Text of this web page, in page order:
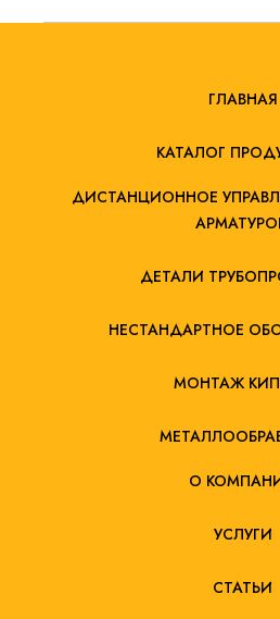
ГЛАВНАЯ
КАТАЛОГ
ДИСТАНЦИОННОЕ
ДЕТАЛИ
НЕСТАНДАРТНОЕ
МОНТАЖ
О
УСЛУГИ
СТАТЬИ